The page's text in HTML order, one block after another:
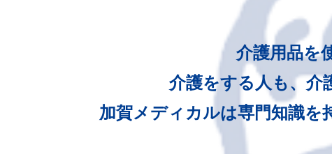
介護用品を
介護をする人も、介
加賀メディカルは専門知識